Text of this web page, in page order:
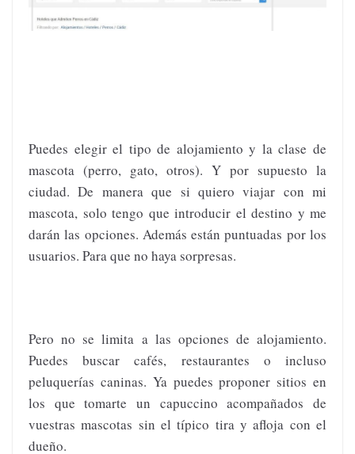
Puedes elegir el tipo de alojamiento y la clase de
mascota (perro, gato, otros). Y por supuesto la
ciudad. De manera que si quiero viajar con mi
mascota, solo tengo que introducir el destino y me
darán las opciones. Además están puntuadas por los
usuarios. Para que no haya sorpresas.
Pero no se limita a las opciones de alojamiento.
Puedes buscar cafés, restaurantes o incluso
peluquerías caninas. Ya puedes proponer sitios en
los que tomarte un capuccino acompañados de
vuestras mascotas sin el típico tira y afloja con el
dueño.